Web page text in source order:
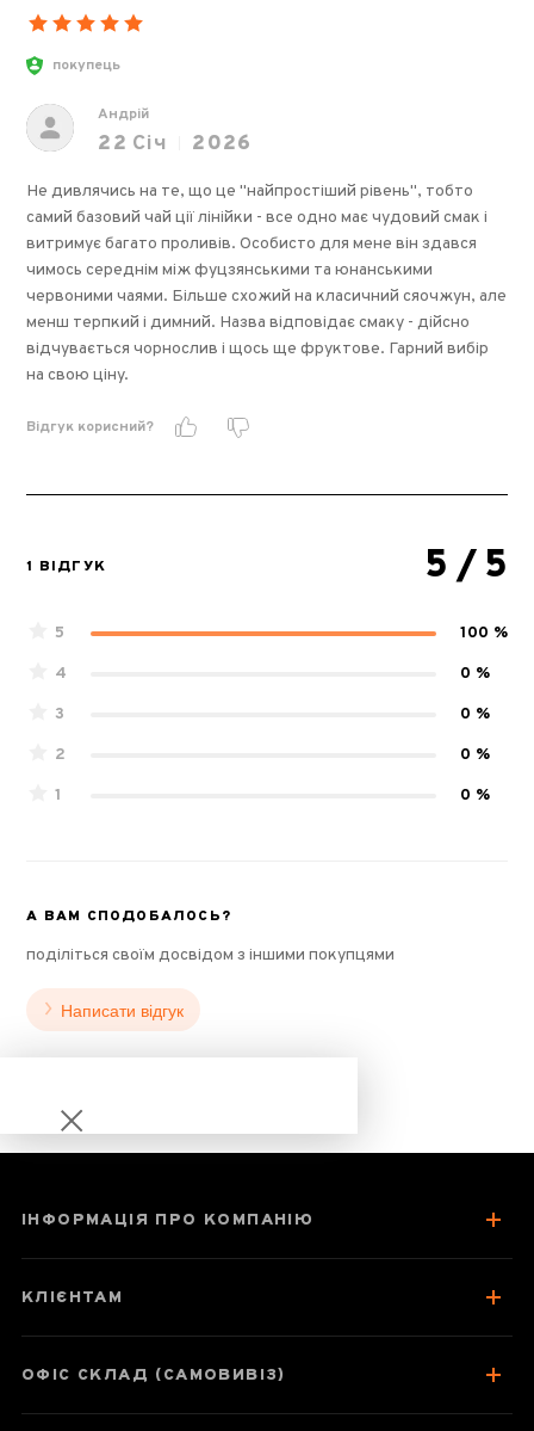
покупець
Андрій
22 Січ 2026
Не дивлячись на те, що це "найпростіший рівень", тобто
самий базовий чай ції лінійки - все одно має чудовий смак і
витримує багато проливів. Особисто для мене він здався
чимось середнім між фуцзянськими та юнанськими
червоними чаями. Більше схожий на класичний сяочжун, але
менш терпкий і димний. Назва відповідає смаку - дійсно
відчувається чорнослив і щось ще фруктове. Гарний вибір
на свою ціну.
Відгук корисний?
1 ВІДГУК 5 / 5
5
100 %
4
0 %
3
0 %
2
0 %
1
0 %
А ВАМ СПОДОБАЛОСЬ?
поділіться своїм досвідом з іншими покупцями
Написати відгук
Цзю Цюй Хун
ІНФОРМАЦІЯ ПРО КОМПАНІЮ
КЛІЄНТАМ
ОФІС СКЛАД (САМОВИВІЗ)